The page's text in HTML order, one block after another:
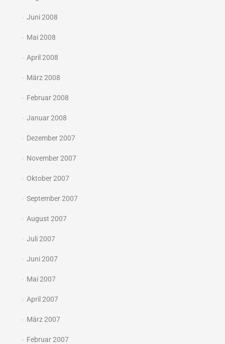
Juni 2008
Mai 2008
April 2008
März 2008
Februar 2008
Januar 2008
Dezember 2007
November 2007
Oktober 2007
September 2007
August 2007
Juli 2007
Juni 2007
Mai 2007
April 2007
März 2007
Februar 2007